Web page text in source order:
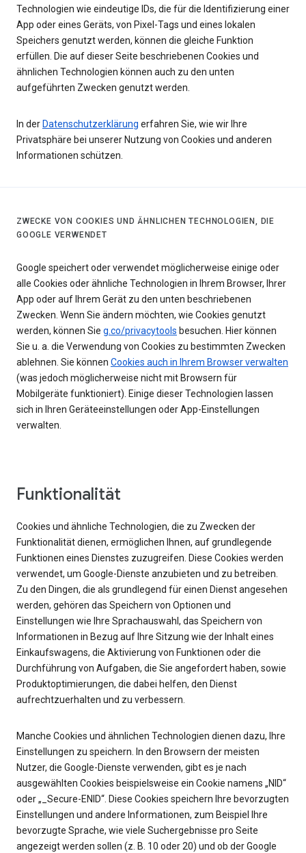
Technologien wie eindeutige IDs, die für die Identifizierung einer
App oder eines Geräts, von Pixel-Tags und eines lokalen
Speichers genutzt werden, können die gleiche Funktion
erfüllen. Die auf dieser Seite beschriebenen Cookies und
ähnlichen Technologien können auch zu den unten
aufgeführten Zwecken genutzt werden.
In der Datenschutzerklärung erfahren Sie, wie wir Ihre
Privatsphäre bei unserer Nutzung von Cookies und anderen
Informationen schützen.
ZWECKE VON COOKIES UND ÄHNLICHEN TECHNOLOGIEN, DIE
GOOGLE VERWENDET
Google speichert oder verwendet möglicherweise einige oder
alle Cookies oder ähnliche Technologien in Ihrem Browser, Ihrer
App oder auf Ihrem Gerät zu den unten beschriebenen
Zwecken. Wenn Sie ändern möchten, wie Cookies genutzt
werden, können Sie g.co/privacytools besuchen. Hier können
Sie u. a. die Verwendung von Cookies zu bestimmten Zwecken
ablehnen. Sie können Cookies auch in Ihrem Browser verwalten
(was jedoch möglicherweise nicht mit Browsern für
Mobilgeräte funktioniert). Einige dieser Technologien lassen
sich in Ihren Geräteeinstellungen oder App-Einstellungen
verwalten.
Funktionalität
Cookies und ähnliche Technologien, die zu Zwecken der
Funktionalität dienen, ermöglichen Ihnen, auf grundlegende
Funktionen eines Dienstes zuzugreifen. Diese Cookies werden
verwendet, um Google-Dienste anzubieten und zu betreiben.
Zu den Dingen, die als grundlegend für einen Dienst angesehen
werden, gehören das Speichern von Optionen und
Einstellungen wie Ihre Sprachauswahl, das Speichern von
Informationen in Bezug auf Ihre Sitzung wie der Inhalt eines
Einkaufswagens, die Aktivierung von Funktionen oder die
Durchführung von Aufgaben, die Sie angefordert haben, sowie
Produktoptimierungen, die dabei helfen, den Dienst
aufrechtzuerhalten und zu verbessern.
Manche Cookies und ähnlichen Technologien dienen dazu, Ihre
Einstellungen zu speichern. In den Browsern der meisten
Nutzer, die Google-Dienste verwenden, gibt es je nach
ausgewählten Cookies beispielsweise ein Cookie namens „NID“
oder „_Secure-ENID“. Diese Cookies speichern Ihre bevorzugten
Einstellungen und andere Informationen, zum Beispiel Ihre
bevorzugte Sprache, wie viele Suchergebnisse pro Seite
angezeigt werden sollen (z. B. 10 oder 20) und ob der Google